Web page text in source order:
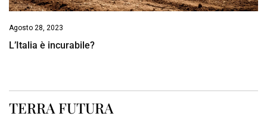
Agosto 28, 2023
L’Italia è incurabile?
TERRA FUTURA